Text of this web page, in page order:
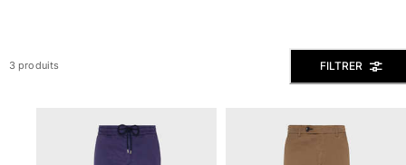
Tous les articles
Prêt-à-porter
3 produits FILTRER